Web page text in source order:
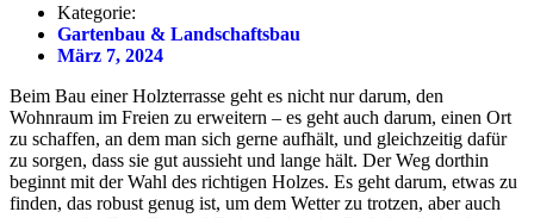
Kategorie:
Gartenbau & Landschaftsbau
März 7, 2024
Beim Bau einer Holzterrasse geht es nicht nur darum, den
Wohnraum im Freien zu erweitern – es geht auch darum, einen Ort
zu schaffen, an dem man sich gerne aufhält, und gleichzeitig dafür
zu sorgen, dass sie gut aussieht und lange hält. Der Weg dorthin
beginnt mit der Wahl des richtigen Holzes. Es geht darum, etwas zu
finden, das robust genug ist, um dem Wetter zu trotzen, aber auch